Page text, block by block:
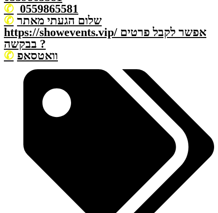
0559865581
שלום הגעתי מאתר
https://showevents.vip/ אפשר לקבל פרטים
בבקשה ?
וואטסאפ